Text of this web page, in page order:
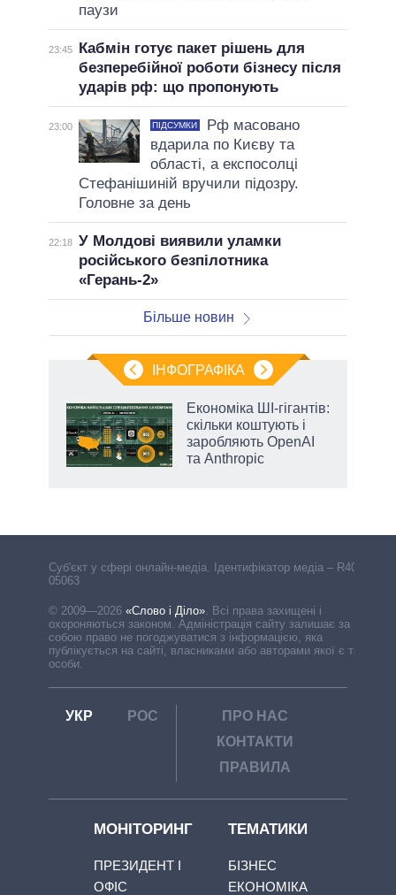
паузи
23:45
Кабмін готує пакет рішень для
безперебійної роботи бізнесу після
ударів рф: що пропонують
23:00 ПІДСУМКИ
Рф масовано
вдарила по Києву та
області, а експосолці
Стефанішиній вручили підозру.
Головне за день
22:18 У Молдові виявили уламки
російського безпілотника
«Герань-2»
Більше новин
ІНФОГРАФІКА
Економіка ШІ-гігантів:
скільки коштують і
заробляють OpenAI
та Anthropic
Cуб'єкт у сфері онлайн-медіа. Ідентифікатор медіа – R40-
05063
© 2009—2026 «Слово і Діло»
Всі права захищені і
охороняються законом. Адміністрація сайту залишає за
собою право не погоджуватися з інформацією, яка
публікується на сайті, власниками або авторами якої є треті
особи.
УКР РОС
ПРО НАС
КОНТАКТИ
ПРАВИЛА
МОНІТОРИНГ
ПРЕЗИДЕНТ І
ОФІС
ТЕМАТИКИ
БІЗНЕС
ЕКОНОМІКА